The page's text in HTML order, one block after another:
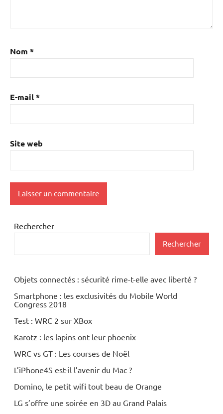
Nom *
E-mail*
Site web
Rechercher
Rechercher
Objets connectés : sécurité rime-t-elle avec liberté ?
Smartphone : les exclusivités du Mobile World
Congress 2018
Test : WRC 2 sur XBox
Karotz : les lapins ont leur phoenix
WRC vs GT : Les courses de Noël
L’iPhone4S est-il l’avenir du Mac ?
Domino, le petit wifi tout beau de Orange
LG s’offre une soirée en 3D au Grand Palais